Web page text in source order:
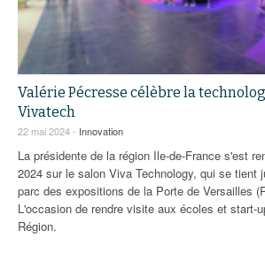
Valérie Pécresse célèbre la
Vivatech
22 mai 2024 - Innovation
La présidente de la région Ile-de-France s'est
2024 sur le salon Viva Technology, qui se tient
parc des expositions de la Porte de Versailles
L'occasion de rendre visite aux écoles et start-
Région.